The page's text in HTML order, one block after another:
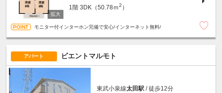
1階 3DK（50.78ｍ2 ）
モニター付インターホン完備で安心/インターネット無料/
アパート ビエントマルモト
東武小泉線太田駅 / 徒歩12分